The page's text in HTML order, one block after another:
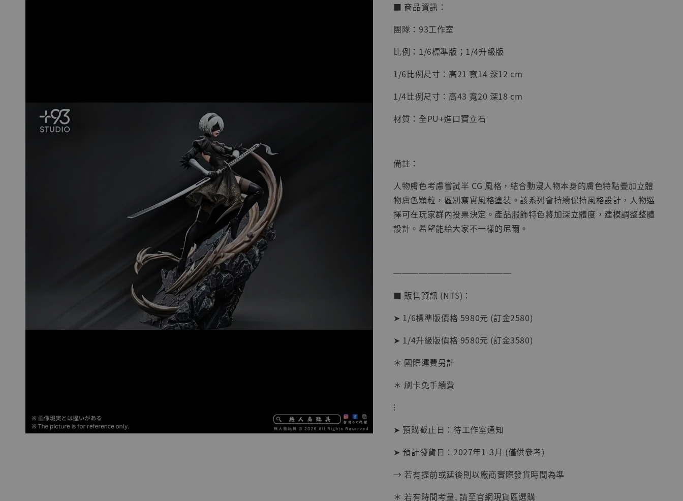
加入購物車
加購優惠【海賊王 布魯克達摩 [7STARS Studio]】
【店內現貨】海賊王
系列蒐藏雕像 布魯
克達摩 [7STARS
Studio]
加入購物車
加購優惠【讓子彈飛 鵝城縣長 張麻子 [BK01]】
【現貨】
可動蒐藏人偶 讓子
■ 商品資訊：
團隊：93工作室
比例：1/6標準版；1/4升級版
1/6比例尺寸：高21 寬14 深12 cm
1/4比例尺寸：高43 寬20 深18 cm
材質：全PU+進口寶立石
備註：
人物膚色考慮嘗試半 CG 風格，結合動漫人物本身的膚色特點疊加立體
物膚色顆粒，區別寫實風格塗裝。該系列會持續保持風格設計，人物選
擇可在玩家群內投票決定。產品服飾特色將加深立體度，建模調整整體
設計。希望能給大家不一樣的尼爾。
──────────────
■ 販售資訊 (NT$)：
➤ 1/6標準版價格 5980元 (訂金2580)
➤ 1/4升級版價格 9580元 (訂金3580)
＊ 國際運費另計
＊ 刷卡免手續費
⁝
➤ 預購截止日：待工作室通知
➤ 預計發貨日：2027年1-3月 (僅供參考)
→ 若有提前或延後則以廠商實際發貨時間為準
＊ 若有時間考量, 請至官網現貨區選購